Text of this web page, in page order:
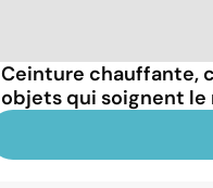
Ceinture chauffante,
objets qui soignent le